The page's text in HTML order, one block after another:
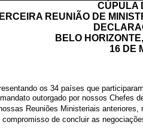
CÚPULA
REUNIÃO DE
BELO
16 DE
os 34 países que
outorgado por nossos
Reuniões Ministeriais
de concluir as